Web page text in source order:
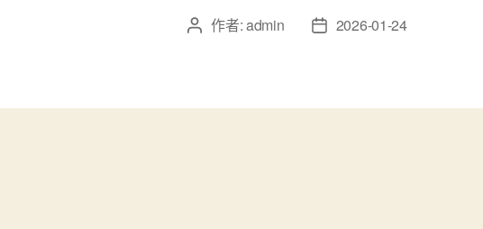
文 作者:admin
文
日
2026-01-24